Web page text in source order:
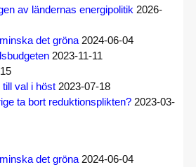
av ländernas energipolitik 2026-
det gröna 2024-06-04
2023-11-11
till val i höst 2023-07-18
ta bort reduktionsplikten? 2023-03-
det gröna 2024-06-04